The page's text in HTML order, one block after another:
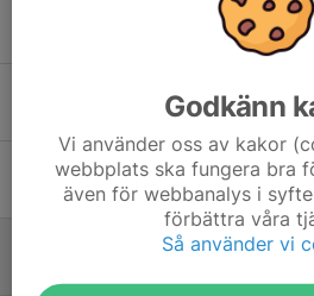
Klubbdag den 13 maj 2023
19 dec 2022 0
Venla och Jukola 2022 -
19 dec 2022 0
Resultat sprint-KM
Godkänn
Vi använder oss av kakor
webbplats ska fungera bra
även för webbanalys i
förbättra våra
Så använder vi